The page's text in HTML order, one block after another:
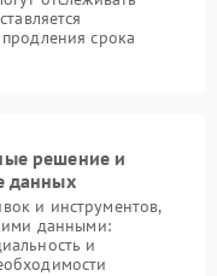
срока
решение и
данных
и инструментов,
данными:
и